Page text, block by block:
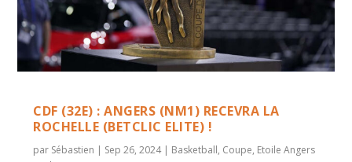
CDF (32E) : ANGERS (NM1) RECEVRA LA
ROCHELLE (BETCLIC ELITE) !
par Sébastien | Sep 26, 2024| Basketball, Coupe, Etoile Angers